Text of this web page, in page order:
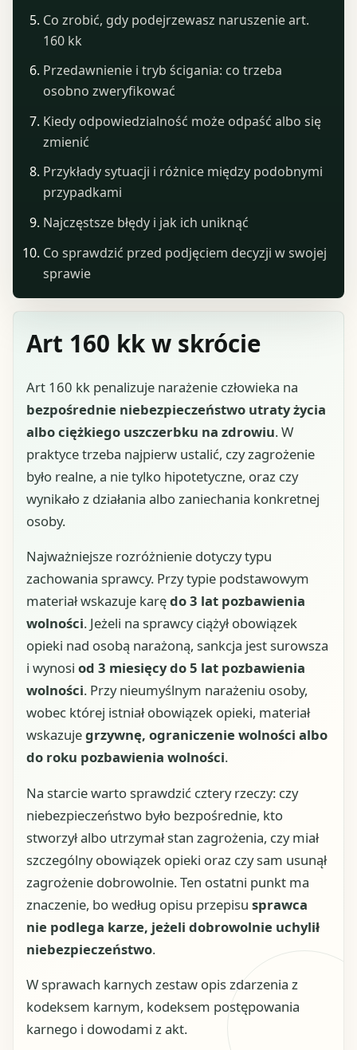
Art 160 kk w skrócie
Art 160 kk penalizuje narażenie człowieka na
bezpośrednie niebezpieczeństwo utraty życia
albo ciężkiego uszczerbku na zdrowiu. W
praktyce trzeba najpierw ustalić, czy zagrożenie
było realne, a nie tylko hipotetyczne, oraz czy
wynikało z działania albo zaniechania konkretnej
osoby.
Najważniejsze rozróżnienie dotyczy typu
zachowania sprawcy. Przy typie podstawowym
materiał wskazuje karędo 3 lat pozbawienia
wolności. Jeżeli na sprawcy ciążył obowiązek
opieki nad osobą narażoną, sankcja jest surowsza
i wynosi od 3 miesięcy do 5 lat pozbawienia
wolności. Przy nieumyślnym narażeniu osoby,
wobec której istniał obowiązek opieki, materiał
wskazujegrzywnę, ograniczenie wolności albo
do roku pozbawienia wolności.
Na starcie warto sprawdzić cztery rzeczy: czy
niebezpieczeństwo było bezpośrednie, kto
stworzył albo utrzymał stan zagrożenia, czy miał
szczególny obowiązek opieki oraz czy sam usunął
zagrożenie dobrowolnie. Ten ostatni punkt ma
znaczenie, bo według opisu przepisu sprawca
nie podlega karze, jeżeli dobrowolnie uchylił
niebezpieczeństwo.
W sprawach karnych zestaw opis zdarzenia z
kodeksem karnym, kodeksem postępowania
karnego i dowodami z akt.
Co zrobić, gdy podejrzewasz naruszenie art.
160 kk
Przedawnienie i tryb ścigania: co trzeba
osobno zweryfikować
Kiedy odpowiedzialność może odpaść albo się
zmienić
Przykłady sytuacji i różnice między podobnymi
przypadkami
Najczęstsze błędy i jak ich uniknąć
Co sprawdzić przed podjęciem decyzji w swojej
sprawie